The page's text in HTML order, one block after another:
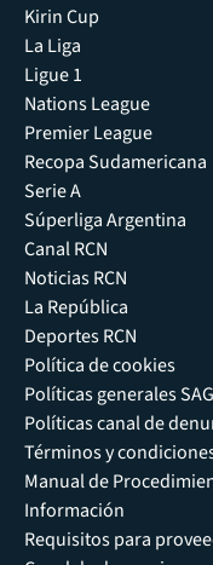
Kirin Cup
La Liga
Ligue 1
Nations League
Premier League
Recopa Sudamericana
Serie A
Súperliga Argentina
Canal RCN
Noticias RCN
La República
Deportes RCN
Política de cookies
Políticas generales
Políticas canal de
Términos y
Manual de
Información
Requisitos para